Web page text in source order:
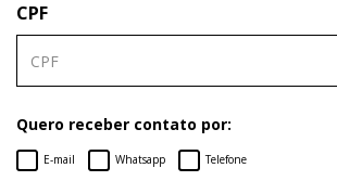
CPF
Quero receber contato por:
E-mail Whatsapp Telefone